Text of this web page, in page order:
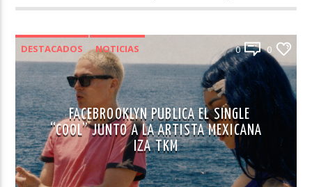
DESTACADOS NOTICIAS 0 0
FACEBROOKLYN PUBLICA EL SINGLE
“COOL” JUNTO A LA ARTISTA MEXICANA
IZA TKM